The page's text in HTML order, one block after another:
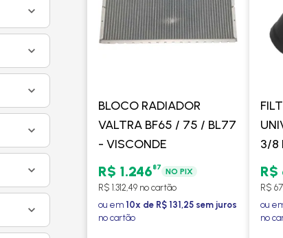
BLOCO RADIADOR
VALTRA BF65 / 75 / BL77
- VISCONDE
R$ 1.24687 NO PIX
R$ 1.312,49 no cartão
ou em 10x de R$ 131,25 sem juros
no cartão
3/8
R$
R$
ou
no